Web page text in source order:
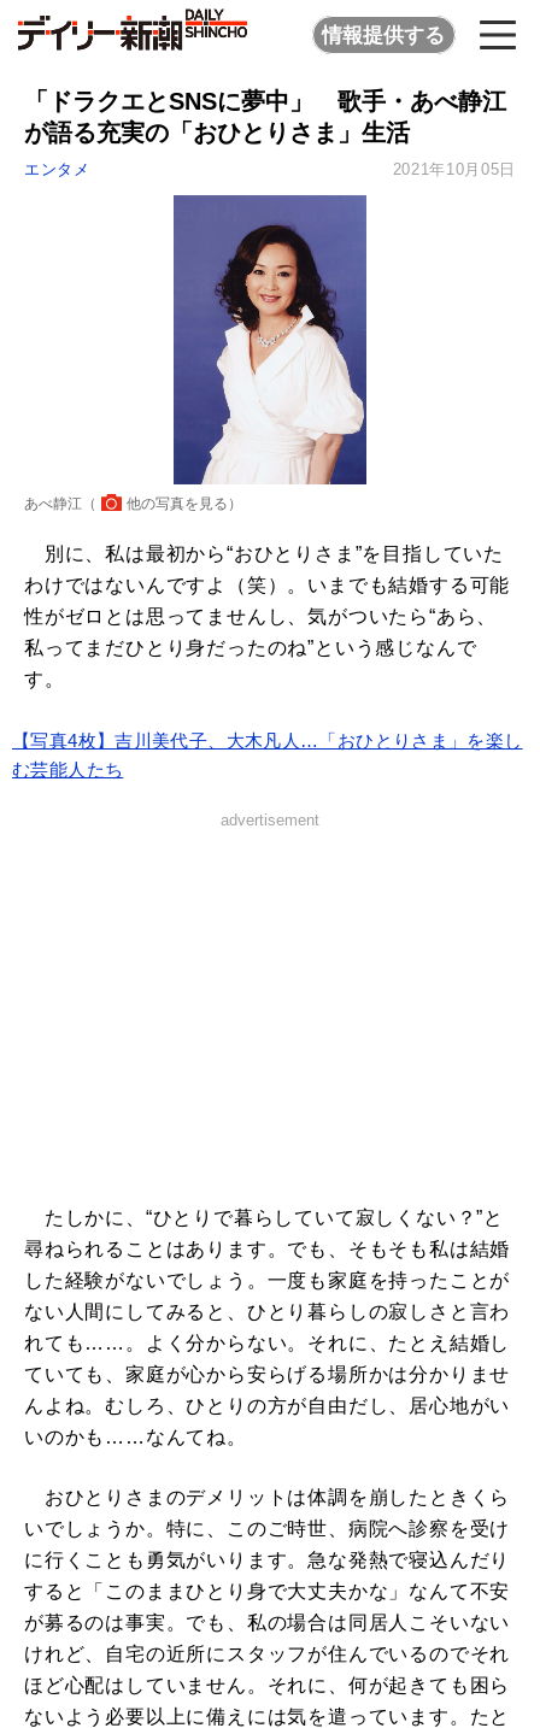
情報提供する
「ドラクエとSNSに夢中」 歌手・あべ静江
が語る充実の「おひとりさま」生活
エンタメ 2021年10月05日
あべ静江（ 他の写真を見る ）
別に、私は最初から“おひとりさま”を目指していた
わけではないんですよ（笑）。いまでも結婚する可能
性がゼロとは思ってませんし、気がついたら“あら、
私ってまだひとり身だったのね”という感じなんで
す。
【写真4枚】吉川美代子、大木凡人…「おひとりさま」を楽し
む芸能人たち
advertisement
たしかに、“ひとりで暮らしていて寂しくない？”と
尋ねられることはあります。でも、そもそも私は結婚
した経験がないでしょう。一度も家庭を持ったことが
ない人間にしてみると、ひとり暮らしの寂しさと言わ
れても……。よく分からない。それに、たとえ結婚し
ていても、家庭が心から安らげる場所かは分かりませ
んよね。むしろ、ひとりの方が自由だし、居心地がい
いのかも……なんてね。
おひとりさまのデメリットは体調を崩したときくら
いでしょうか。特に、このご時世、病院へ診察を受け
に行くことも勇気がいります。急な発熱で寝込んだり
すると「このままひとり身で大丈夫かな」なんて不安
が募るのは事実。でも、私の場合は同居人こそいない
けれど、自宅の近所にスタッフが住んでいるのでそれ
ほど心配はしていません。それに、何が起きても困ら
ないよう必要以上に備えには気を遣っています。たと